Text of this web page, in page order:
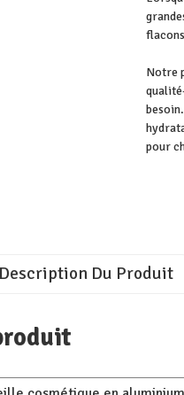
Notre
pour
Description Du Produit